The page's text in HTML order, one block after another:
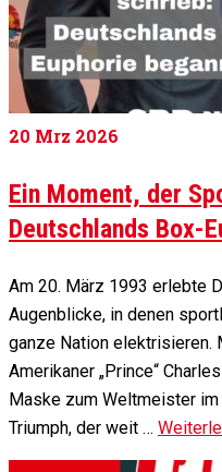
20 Mrz 2026
Ein Moment, der
Deutschlands Box-
Am 20. März 1993 erlebte
Augenblicke, in denen
ganze Nation elektrisieren.
Amerikaner „Prince“
Maske zum Weltmeister
Triumph, der weit …